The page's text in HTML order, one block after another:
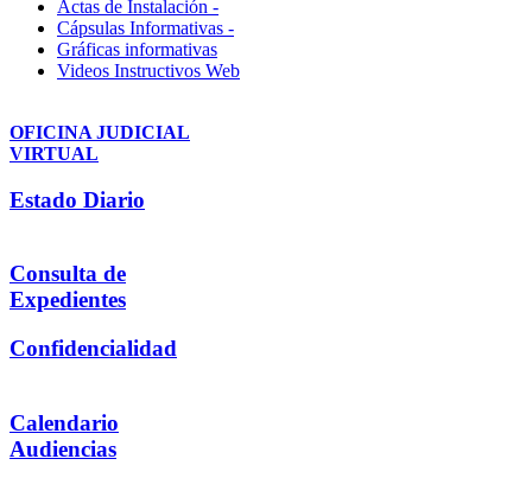
Actas de Instalación -
Cápsulas Informativas -
Gráficas informativas
Videos Instructivos Web
OFICINA JUDICIAL
VIRTUAL
Estado Diario
Consulta de
Expedientes
Confidencialidad
Calendario
Audiencias